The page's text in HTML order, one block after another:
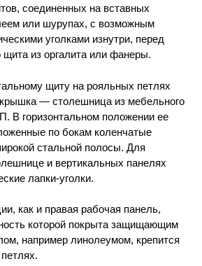
соединенных на вставных
или шурупах, с возможным
уголками изнутри, перед
щита из оргалита или фанеры.
щиту на рояльных петлях
крышка — столешница из мебельного
В горизонтальном положении ее
по бокам коленчатые
стальной полосы. Для
и вертикальных панелях
лапки-уголки.
как и правая рабочая панель,
которой покрыта защищающим
например линолеумом, крепится